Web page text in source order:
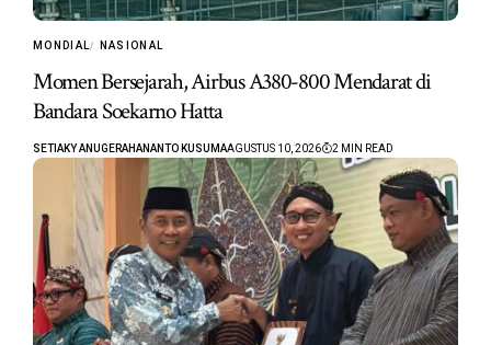
MONDIAL NASIONAL
Momen Bersejarah, Airbus A380-800 Mendarat di
Bandara Soekarno Hatta
SETIAKY ANUGERAHANANTO KUSUMAAGUSTUS 10, 2026 2 MIN READ